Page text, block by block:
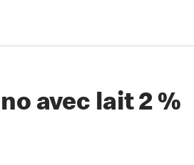
avec lait 2 %